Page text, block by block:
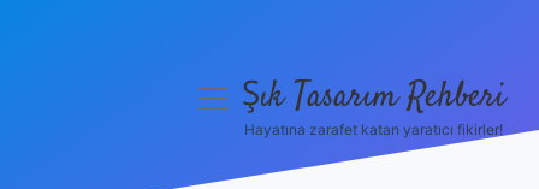
menüyüŞık Tasarım Rehberi
Hayatına zarafet katan yaratıcı fikirler!